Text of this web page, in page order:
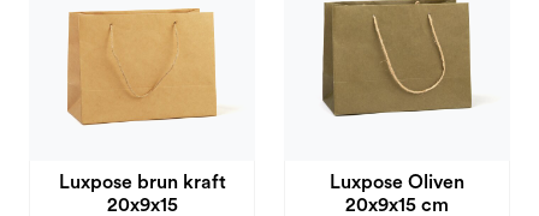
Luxpose brun kraft
20x9x15
Luxpose Oliven
20x9x15 cm